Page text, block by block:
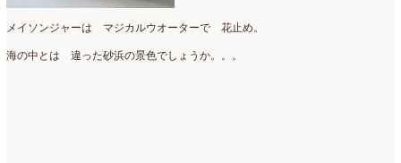
メイソンジャーは マジカルウオーターで 花止め。
海の中とは 違った砂浜の景色でしょうか。。。